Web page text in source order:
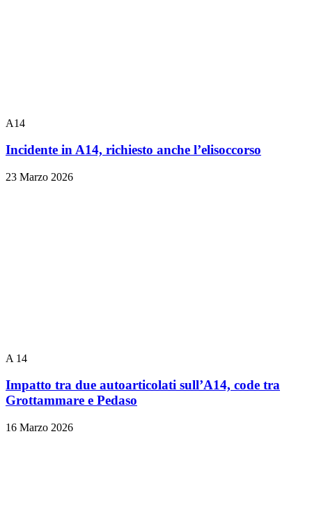
A14
Incidente in A14, richiesto anche l’elisoccorso
23 Marzo 2026
A 14
Impatto tra due autoarticolati sull’A14, code tra
Grottammare e Pedaso
16 Marzo 2026